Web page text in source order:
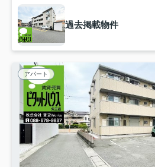
過去掲載物件
アパート